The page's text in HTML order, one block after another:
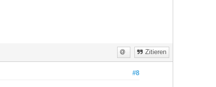
Zitieren
#8